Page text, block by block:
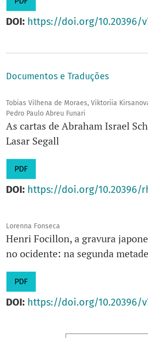
DOI: https://doi.org/10.20396/
Documentos e Traduções
Tobias Vilhena de Moraes, Viktoriia
Pedro Paulo Abreu Funari
As cartas de Abraham Israel
Lasar Segall
PDF
DOI: https://doi.org/10.20396/
Lorenna Fonseca
Henri Focillon, a gravura
no ocidente: na segunda
PDF
DOI: https://doi.org/10.20396/